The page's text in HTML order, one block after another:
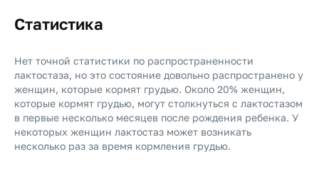
Статистика
Нет точной статистики по распространенности
лактостаза, но это состояние довольно распространено у
женщин, которые кормят грудью. Около 20% женщин,
которые кормят грудью, могут столкнуться с лактостазом
в первые несколько месяцев после рождения ребенка. У
некоторых женщин лактостаз может возникать
несколько раз за время кормления грудью.